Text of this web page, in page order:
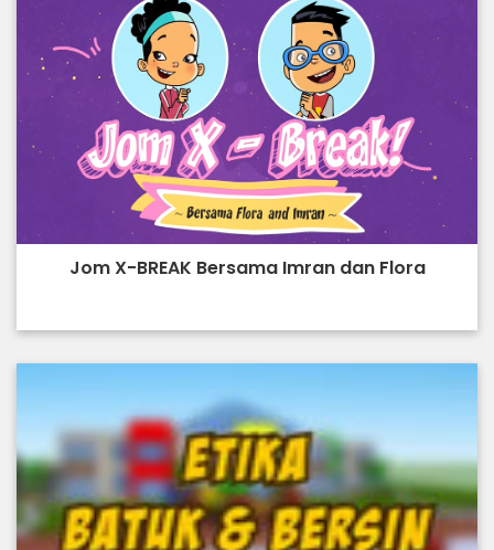
Jom X-BREAK Bersama Imran dan Flora